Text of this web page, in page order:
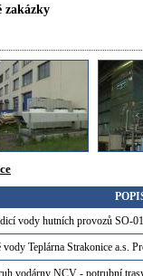
zakázky
vody hutních provozů SO-
Teplárna Strakonice a.s.